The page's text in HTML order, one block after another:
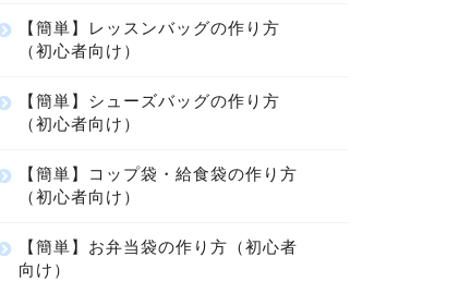
【簡単】レッスンバッグの作り方
（初心者向け）
【簡単】シューズバッグの作り方
（初心者向け）
【簡単】コップ袋・給食袋の作り方
（初心者向け）
【簡単】お弁当袋の作り方（初心者
向け）